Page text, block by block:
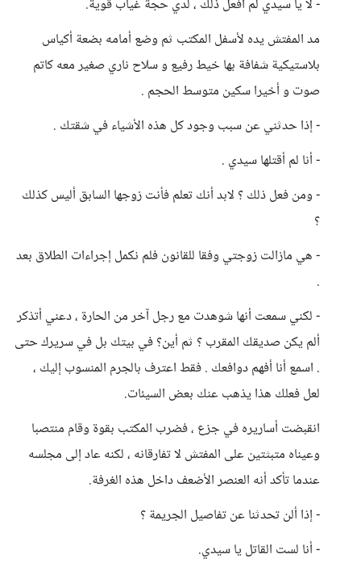
- لا يا سيدي لم أفعل ذلك ، لدي حجة غياب قوية.
مد المفتش يده لأسفل المكتب ثم وضع أمامه بضعة أكياس
بلاستيكية شفافة بها خيط رفيع و سلاح ناري صغير معه كاتم
صوت و أخيرا سكين متوسط الحجم .
- إذا حدثني عن سبب وجود كل هذه الأشياء في شقتك .
- أنا لم أقتلها سيدي .
- ومن فعل ذلك ؟ لابد أنك تعلم فأنت زوجها السابق أليس كذلك
؟
- هي مازالت زوجتي وفقا للقانون فلم نكمل إجراءات الطلاق بعد
.
- لكني سمعت أنها شوهدت مع رجل آخر من الحارة ، دعني أتذكر
ألم يكن صديقك المقرب ؟ ثم أين؟ في بيتك بل في سريرك حتى
. اسمع أنا أفهم دوافعك . فقط اعترف بالجرم المنسوب إليك ،
لعل فعلك هذا يذهب عنك بعض السيئات.
انقبضت أساريره في جزع ، فضرب المكتب بقوة وقام منتصبا
وعيناه متبثتين على المفتش لا تفارقانه ، لكنه عاد إلى مجلسه
عندما تأكد أنه العنصر الأضعف داخل هذه الغرفة.
- إذا ألن تحدثنا عن تفاصيل الجريمة ؟
- أنا لست القاتل يا سيدي.